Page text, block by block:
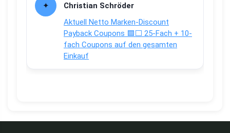
Christian Schröder
Aktuell Netto Marken-Discount
Payback Coupons 🟦⬜ 25-Fach + 10-
fach Coupons auf den gesamten
Einkauf